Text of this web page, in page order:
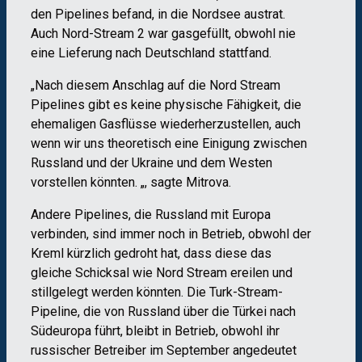
den Pipelines befand, in die Nordsee austrat.
Auch Nord-Stream 2 war gasgefüllt, obwohl nie
eine Lieferung nach Deutschland stattfand.
„Nach diesem Anschlag auf die Nord Stream
Pipelines gibt es keine physische Fähigkeit, die
ehemaligen Gasflüsse wiederherzustellen, auch
wenn wir uns theoretisch eine Einigung zwischen
Russland und der Ukraine und dem Westen
vorstellen könnten. „, sagte Mitrova.
Andere Pipelines, die Russland mit Europa
verbinden, sind immer noch in Betrieb, obwohl der
Kreml kürzlich gedroht hat, dass diese das
gleiche Schicksal wie Nord Stream ereilen und
stillgelegt werden könnten. Die Turk-Stream-
Pipeline, die von Russland über die Türkei nach
Südeuropa führt, bleibt in Betrieb, obwohl ihr
russischer Betreiber im September angedeutet